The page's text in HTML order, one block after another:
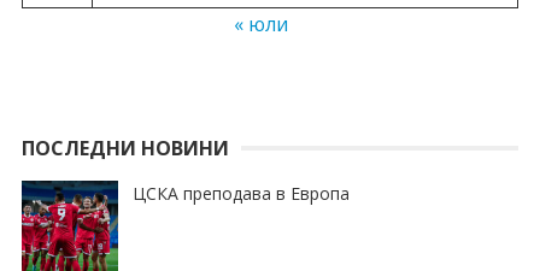
« юли
ПОСЛЕДНИ НОВИНИ
ЦСКА преподава в Европа